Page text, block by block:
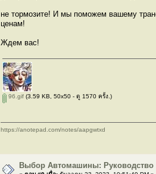
не тормозите! И мы поможем вашему
ценам!
Ждем вас!
96.gif (3.59 KB, 50x50 - ดู 1570 ครั้ง.)
https://anotepad.com/notes/aapgwtxd
Выбор Автомашины: Руководство